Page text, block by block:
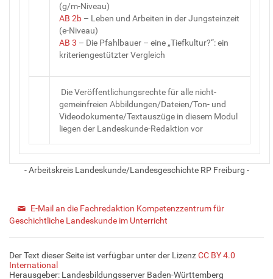
(g/m-Niveau)
AB 2b – Leben und Arbeiten in der Jungsteinzeit
(e-Niveau)
AB 3 – Die Pfahlbauer – eine „Tiefkultur?“: ein
kriteriengestützter Vergleich
Die Veröffentlichungsrechte für alle nicht-
gemeinfreien Abbildungen/Dateien/Ton- und
Videodokumente/Textauszüge in diesem Modul
liegen der Landeskunde-Redaktion vor
- Arbeitskreis Landeskunde/Landesgeschichte RP Freiburg -
E-Mail an die Fachredaktion Kompetenzzentrum für
Geschichtliche Landeskunde im Unterricht
Der Text dieser Seite ist verfügbar unter der LizenzCC BY 4.0
International
Herausgeber: Landesbildungsserver Baden-Württemberg